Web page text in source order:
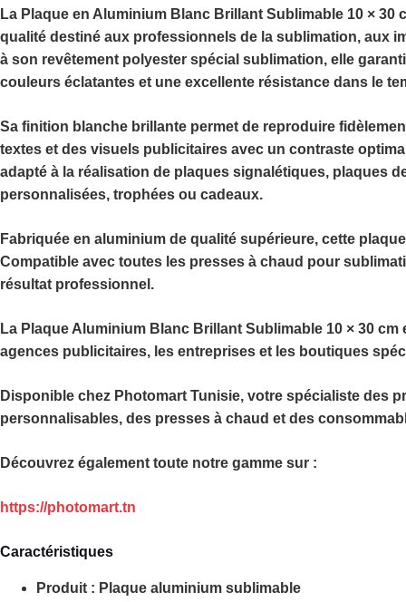
La Plaque en Aluminium Blanc Brillant Sublimable 10 × 30
qualité destiné aux professionnels de la sublimation, aux
à son revêtement polyester spécial sublimation, elle
couleurs éclatantes et une excellente résistance dans le
Sa finition blanche brillante permet de reproduire
textes et des visuels publicitaires avec un contraste
adapté à la réalisation de plaques signalétiques, plaques
personnalisées, trophées ou cadeaux.
Fabriquée en aluminium de qualité supérieure, cette
Compatible avec toutes les presses à chaud pour
résultat professionnel.
La Plaque Aluminium Blanc Brillant Sublimable 10 × 30 cm
agences publicitaires, les entreprises et les boutiques
Disponible chez Photomart Tunisie, votre spécialiste des
personnalisables, des presses à chaud et des
Découvrez également toute notre gamme sur :
https://photomart.tn
Caractéristiques
Produit : Plaque aluminium sublimable